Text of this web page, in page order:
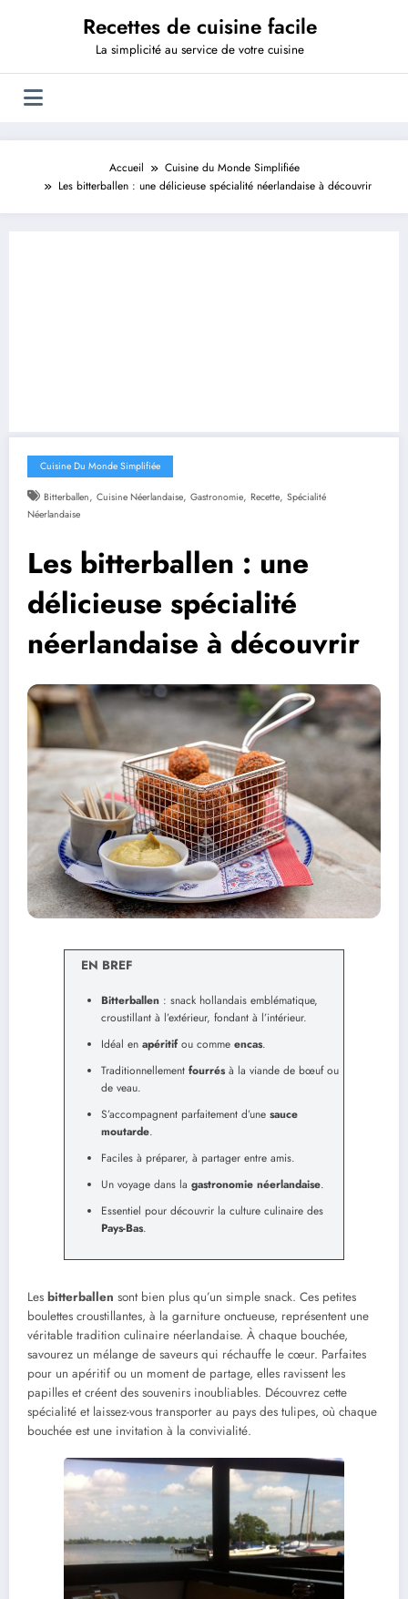
Recettes de cuisine facile
La simplicité au service de votre cuisine
Accueil
Cuisine du Monde Simplifiée
Les bitterballen : une délicieuse spécialité néerlandaise à découvrir
Cuisine Du Monde Simplifiée
Bitterballen, Cuisine Néerlandaise, Gastronomie, Recette, Spécialité
Néerlandaise
Les bitterballen : une
délicieuse spécialité
néerlandaise à découvrir
EN BREF
Bitterballen : snack hollandais emblématique,
croustillant à l’extérieur, fondant à l’intérieur.
Idéal en apéritifou comme encas.
Traditionnellement fourrésà la viande de bœuf ou
de veau.
S’accompagnent parfaitement d’une sauce
moutarde.
Faciles à préparer, à partager entre amis.
Un voyage dans la gastronomie néerlandaise.
Essentiel pour découvrir la culture culinaire des
Pays-Bas.
Les bitterballen sont bien plus qu’un simple snack. Ces petites
boulettes croustillantes, à la garniture onctueuse, représentent une
véritable tradition culinaire néerlandaise. À chaque bouchée,
savourez un mélange de saveurs qui réchauffe le cœur. Parfaites
pour un apéritif ou un moment de partage, elles ravissent les
papilles et créent des souvenirs inoubliables. Découvrez cette
spécialité et laissez-vous transporter au pays des tulipes, où chaque
bouchée est une invitation à la convivialité.